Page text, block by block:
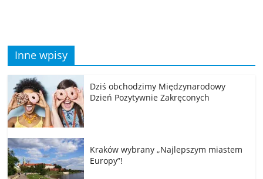
Inne wpisy
Dziś obchodzimy Międzynarodowy
Dzień Pozytywnie Zakręconych
Kraków wybrany „Najlepszym miastem
Europy”!